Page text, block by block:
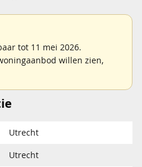
tot 11 mei 2026.
willen zien,
Utrecht
Utrecht